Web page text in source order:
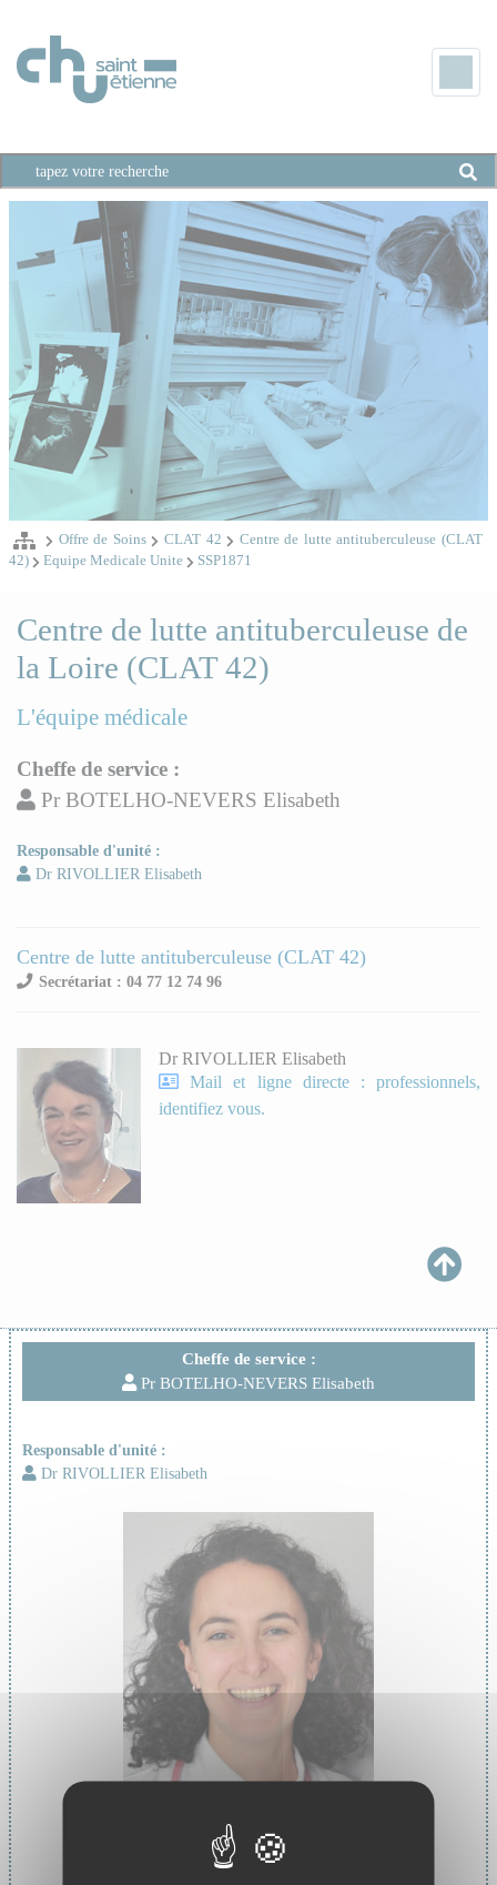
Offre de Soins CLAT 42
Centre de lutte antituberculeuse (CLAT
42)
Equipe Medicale Unite SSP1871
Cheffe de service :
Pr BOTELHO-NEVERS Elisabeth
Responsable d'unité :
Dr RIVOLLIER Elisabeth
Cheffe de service :
Pr BOTELHO-NEVERS Elisabeth
Centre de lutte antituberculeuse de
la Loire (CLAT 42)
L'équipe médicale
Cheffe de service :
Pr BOTELHO-NEVERS Elisabeth
Responsable d'unité :
Dr RIVOLLIER Elisabeth
Centre de lutte antituberculeuse (CLAT 42)
Secrétariat : 04 77 12 74 96
Dr RIVOLLIER Elisabeth
Mail et ligne directe : professionnels,
identifiez vous.